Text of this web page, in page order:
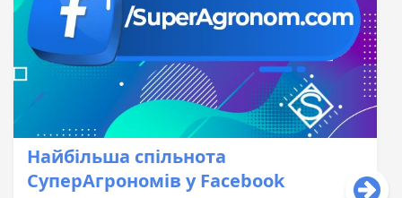
Найбільша спільнота
СуперАгрономів у Facebook